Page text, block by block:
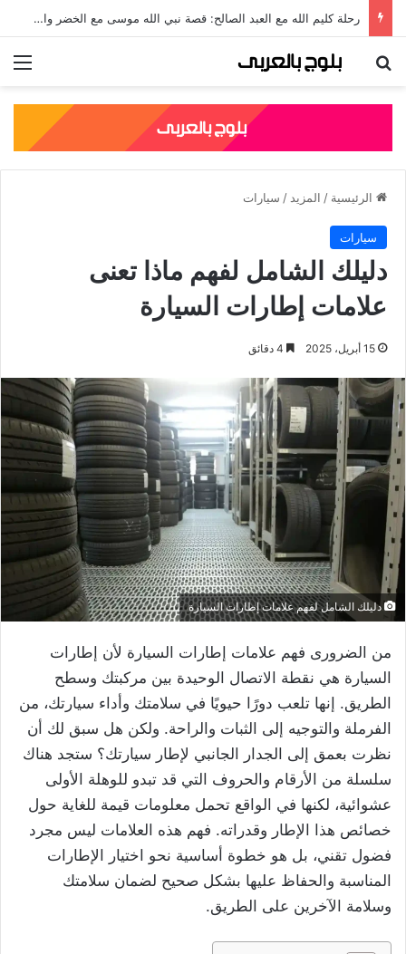
رحلة كليم الله مع العبد الصالح: قصة نبي الله موسى مع الخضر والدروس المستفادة منها
بحث عن
الرئيسية / المزيد / سيارات
سيارات
دليلك الشامل لفهم ماذا تعنى
علامات إطارات السيارة
15 أبريل، 2025
دليلك الشامل لفهم علامات إطارات السيارة
من الضرورى فهم علامات إطارات السيارة لأن إطارات
السيارة هي نقطة الاتصال الوحيدة بين مركبتك وسطح
الطريق. إنها تلعب دورًا حيويًا في سلامتك وأداء سيارتك، من
الفرملة والتوجيه إلى الثبات والراحة. ولكن هل سبق لك أن
نظرت بعمق إلى الجدار الجانبي لإطار سيارتك؟ ستجد هناك
سلسلة من الأرقام والحروف التي قد تبدو للوهلة الأولى
عشوائية، لكنها في الواقع تحمل معلومات قيمة للغاية حول
خصائص هذا الإطار وقدراته. فهم هذه العلامات ليس مجرد
فضول تقني، بل هو خطوة أساسية نحو اختيار الإطارات
المناسبة والحفاظ عليها بشكل صحيح لضمان سلامتك
وسلامة الآخرين على الطريق.